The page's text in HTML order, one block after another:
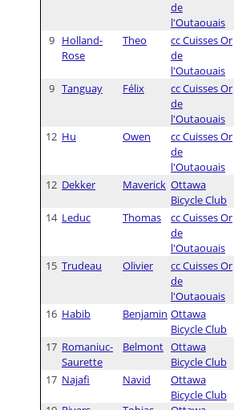
de
l'Outaouais
9 Holland-
Rose
Theo
cc Cuisses Or
de
l'Outaouais
9 Tanguay Félix
cc Cuisses Or
de
l'Outaouais
12 Hu Owen
cc Cuisses Or
de
l'Outaouais
12 Dekker Maverick Ottawa
Bicycle Club
14 Leduc Thomas
cc Cuisses Or
de
l'Outaouais
15 Trudeau Olivier
cc Cuisses Or
de
l'Outaouais
16 Habib Benjamin Ottawa
Bicycle Club
17 Romaniuc-
Saurette
Belmont Ottawa
Bicycle Club
17 Najafi Navid
Ottawa
Bicycle Club